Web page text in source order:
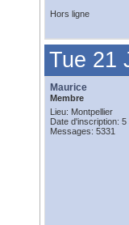
Hors ligne
Tue 21
Maurice
Membre
Lieu: Montpellier
Date d'inscription: 5
Messages: 5331